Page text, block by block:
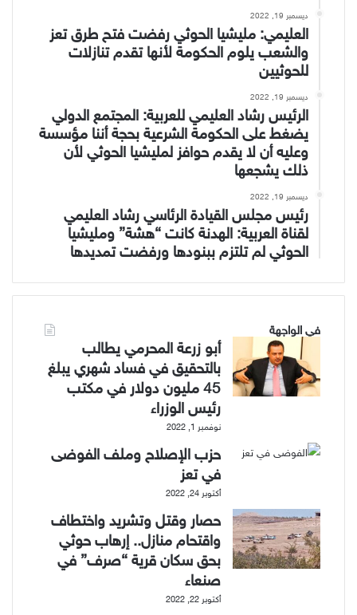
ديسمبر 19, 2022
العليمي: مليشيا الحوثي رفضت فتح طرق تعز
والشعب يلوم الحكومة لأنها تقدم تنازلات
للحوثيين
ديسمبر 19, 2022
الرئيس رشاد العليمي للعربية: المجتمع الدولي
يضغط على الحكومة الشرعية بحجة أننا مؤسسة
وعليه أن لا يقدم حوافز لمليشيا الحوثي لأن
ذلك يشجعها
ديسمبر 19, 2022
رئيس مجلس القيادة الرئاسي رشاد العليمي
لقناة العربية: الهدنة كانت “هشة” ومليشيا
الحوثي لم تلتزم ببنودها ورفضت تمديدها
في الواجهة
أبو زرعة المحرمي يطالب
بالتحقيق في فساد شهري يبلغ
45 مليون دولار في مكتب
رئيس الوزراء
نوفمبر 1, 2022
حزب الإصلاح وملف الفوضى
في تعز
أكتوبر 24, 2022
حصار وقتل وتشريد واختطاف
واقتحام منازل.. إرهاب حوثي
بحق سكان قرية “صرف” في
صنعاء
أكتوبر 22, 2022